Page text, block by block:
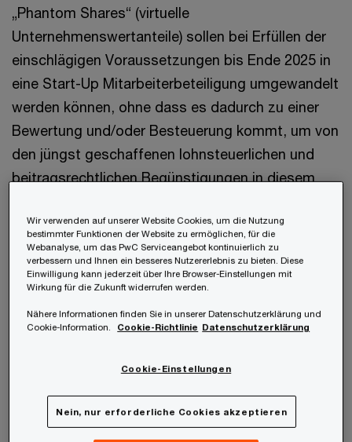
„Phantom Shares“ (virtuelle
Unternehmenswertanteile) sollen bei Erfüllen der
einschlägigen Voraussetzungen bis Ende 2025 in
eine Start-Up Mitarbeiterbeteiligung umgewandelt
werden können, ohne dass es dadurch zu einer
Bewertung und/oder Besteuerung kommt, um von
den jüngst geschaffenen lohnsteuerlichen und
beitragsrechtlichen Begünstigungen in diesem
Begünstigung ist der Aufschub der (Lohn-)
Steuerpflicht und SV-Beitragspflicht, sowie die
vereinfachte Beteiligungsbewertung.
Diesbezüglich verweisen wir gerne auf unseren
Mitarbeiterbeteiligung
Wir verwenden auf unserer Website Cookies, um die Nutzung
bestimmter Funktionen der Website zu ermöglichen, für die
Webanalyse, um das PwC Serviceangebot kontinuierlich zu
verbessern und Ihnen ein besseres Nutzererlebnis zu bieten. Diese
Einwilligung kann jederzeit über Ihre Browser-Einstellungen mit
Wirkung für die Zukunft widerrufen werden.
Nähere Informationen finden Sie in unserer Datenschutzerklärung und
Cookie-Information.
Cookie-Richtlinie Datenschutzerklärung
Cookie-Einstellungen
Nein, nur erforderliche Cookies akzeptieren